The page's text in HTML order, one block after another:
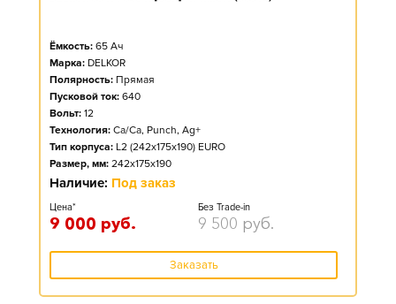
Ёмкость: 65 Ач
Марка: DELKOR
Полярность: Прямая
Пусковой ток: 640
Вольт: 12
Технология: Ca/Ca, Punch, Ag+
Тип корпуса: L2 (242x175x190) EURO
Размер, мм: 242x175x190
Наличие: Под заказ
Цена*
9 000 руб.
Без Trade-in
9 500 руб.
Заказать